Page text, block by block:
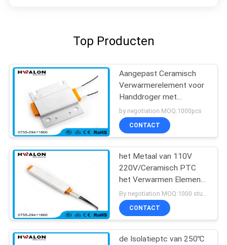
Top Producten
Aangepast Ceramisch
Verwarmerelement voor
Handdroger met
Roestvrij staalhuisvesting
by negotiation MOQ:1000pcs
CONTACT
het Metaal van 110V
220V/Ceramisch PTC
het Verwarmen Element
voor Huistoestellen
CONTACT
de Isolatieptc van 250℃